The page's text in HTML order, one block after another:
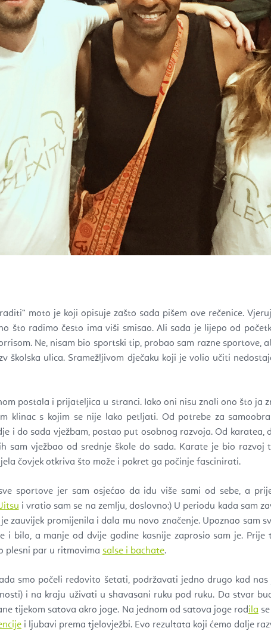
moto je koji opisuje zašto sada pišem ove rečenice.
što radimo često ima viši smisao. Ali sada je lijepo od
Ne, nisam bio sportski tip, probao sam razne sportove,
školska ulica. Sramežljivom dječaku koji je volio učiti
postala i prijateljica u stranci. Iako oni nisu znali ono što ja
klinac s kojim se nije lako petljati. Od potrebe za
i do sada vježbam, postao put osobnog razvoja. Od karatea,
sam vježbao od srednje škole do sada. Karate je bio
čovjek otkriva što može i pokret ga počinje fascinirati.
sportove jer sam osjećao da idu više sami od sebe, a
i vratio sam se na zemlju, doslovno:) U periodu kada sam
zauvijek promijenila i dala mu novo značenje. Upoznao sam
i bilo, a manje od dvije godine kasnije zaprosio sam je. Prije
plesni par u ritmovima salse i bachate.
smo počeli redovito šetati, podržavati jedno drugo kad
i na kraju uživati u shavasani ruku pod ruku. Da stvar
tijekom satova akro joge. Na jednom od satova joge rodila
i ljubavi prema tjelovježbi. Evo rezultata koji ćemo dalje